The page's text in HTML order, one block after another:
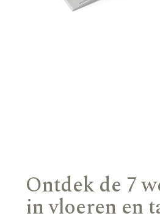
Ontdek de 7
in vloeren en